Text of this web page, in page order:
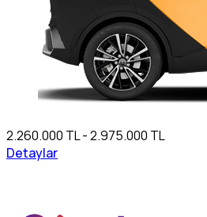
2.260.000 TL - 2.975.000 TL
Detaylar